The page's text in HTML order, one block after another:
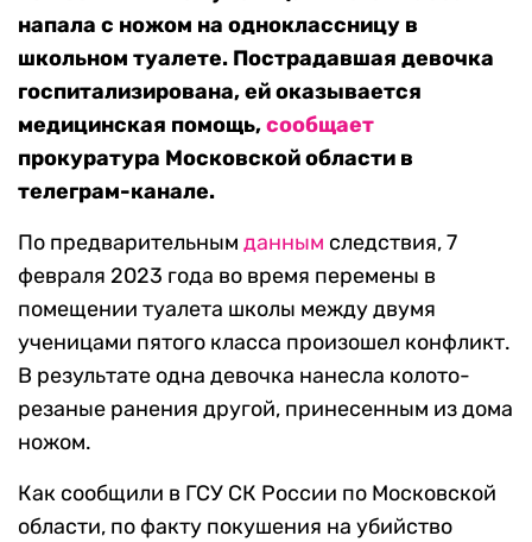
напала с ножом на одноклассницу в
школьном туалете. Пострадавшая девочка
госпитализирована, ей оказывается
медицинская помощь,сообщает
прокуратура Московской области в
телеграм-канале.
По предварительным данным следствия, 7
февраля 2023 года во время перемены в
помещении туалета школы между двумя
ученицами пятого класса произошел конфликт.
В результате одна девочка нанесла колото-
резаные ранения другой, принесенным из дома
ножом.
Как сообщили в ГСУ СК России по Московской
области, по факту покушения на убийство